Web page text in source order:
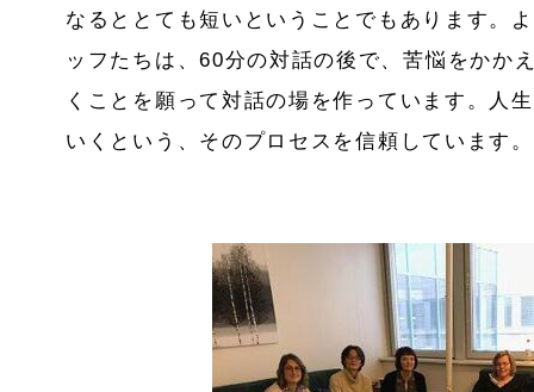
なるととても短いということでもあります。
ッフたちは、60分の対話の後で、苦悩をかか
くことを願って対話の場を作っています。人
いくという、そのプロセスを信頼しています